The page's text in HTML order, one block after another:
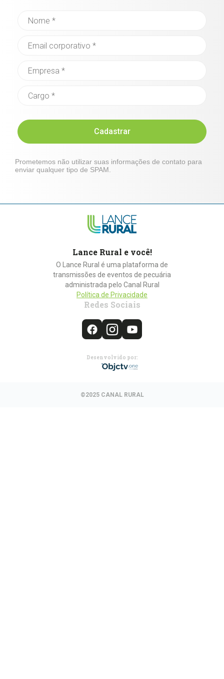
Cadastrar
Prometemos não utilizar suas informações de contato para
enviar qualquer tipo de SPAM.
Lance Rural e você!
O Lance Rural é uma plataforma de
transmissões de eventos de pecuária
administrada pelo Canal Rural
Política de Privacidade
Redes Sociais
Desenvolvido por:
©2025 CANAL RURAL